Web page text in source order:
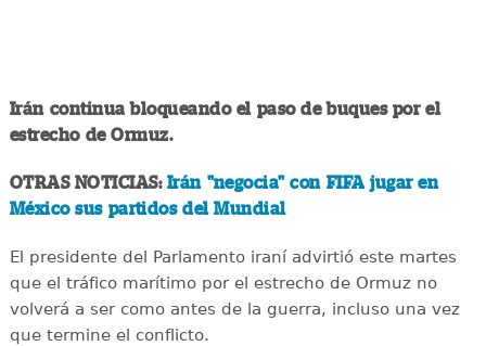
Irán continua bloqueando el paso de buques por el
estrecho de Ormuz.
OTRAS NOTICIAS: Irán "negocia" con FIFA jugar en
México sus partidos del Mundial
El presidente del Parlamento iraní advirtió este martes
que el tráfico marítimo por el estrecho de Ormuz no
volverá a ser como antes de la guerra, incluso una vez
que termine el conflicto.